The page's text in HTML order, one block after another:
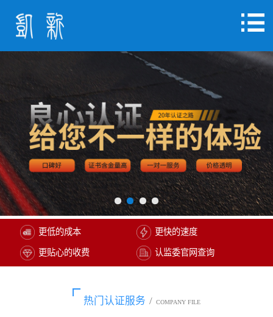
更低的成本 更快的速度
更贴心的收费 认监委官网查询
热门认证服务 / COMPANY FILE